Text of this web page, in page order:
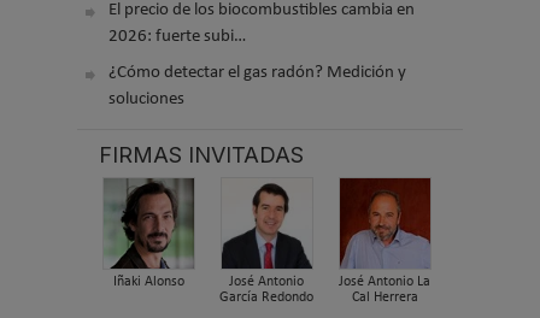
El precio de los biocombustibles cambia en
2026: fuerte subi…
¿Cómo detectar el gas radón? Medición y
soluciones
FIRMAS INVITADAS
Iñaki Alonso
José Antonio
García Redondo
José Antonio La
Cal Herrera